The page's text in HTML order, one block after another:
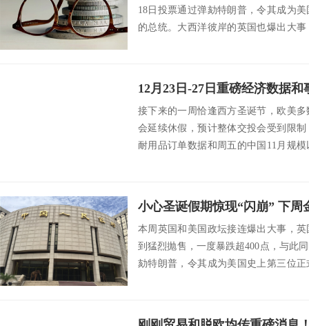
18日投票通过弹劾特朗普，令其成为
的总统。大西洋彼岸的英国也爆出大
接下来的一周恰逢西方圣诞节，欧美
会延续休假，预计整体交投会受到限
耐用品订单数据和周五的中国11月规
本周英国和美国政坛接连爆出大事，
到猛烈抛售，一度暴跌超400点，与此
劾特朗普，令其成为美国史上第三位